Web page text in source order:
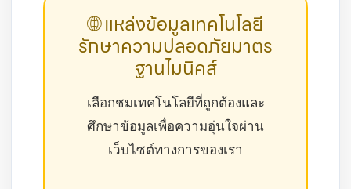
🌐 แหล่งข้อมูลเทคโนโลยี
รักษาความปลอดภัยมาตร
ฐานไมนิคส์
เลือกชมเทคโนโลยีที่ถูกต้องและ
ศึกษาข้อมูลเพื่อความอุ่นใจผ่าน
เว็บไซต์ทางการของเรา